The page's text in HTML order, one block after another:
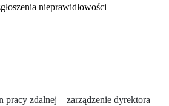
nieprawidłowości
pracy zdalnej – zarządzenie dyrektora